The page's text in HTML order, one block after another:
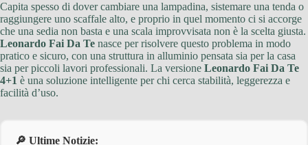
Capita spesso di dover cambiare una lampadina, sistemare una tenda o
raggiungere uno scaffale alto, e proprio in quel momento ci si accorge
che una sedia non basta e una scala improvvisata non è la scelta giusta.
Leonardo Fai Da Te nasce per risolvere questo problema in modo
pratico e sicuro, con una struttura in alluminio pensata sia per la casa
sia per piccoli lavori professionali. La versione Leonardo Fai Da Te
4+1 è una soluzione intelligente per chi cerca stabilità, leggerezza e
facilità d’uso.
🔎 Ultime Notizie: